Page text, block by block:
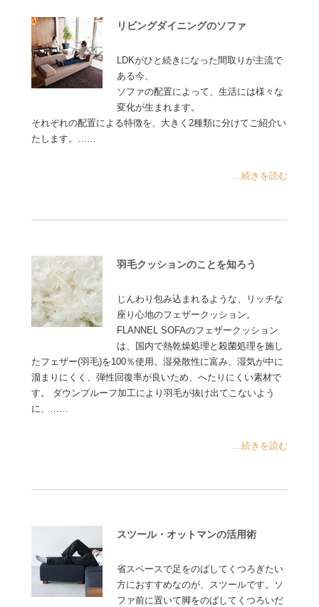
リビングダイニングのソファ
LDKがひと続きになった間取りが主流で
ある今、
ソファの配置によって、生活には様々な
変化が生まれます。
それぞれの配置による特徴を、大きく2種類に分けてご紹介い
たします。……
...続きを読む
羽毛クッションのことを知ろう
じんわり包み込まれるような、リッチな
座り心地のフェザークッション。
FLANNEL SOFAのフェザークッション
は、国内で熱乾燥処理と殺菌処理を施し
たフェザー(羽毛)を100％使用。湿発散性に富み、湿気が中に
溜まりにくく、弾性回復率が良いため、へたりにくい素材で
す。 ダウンプルーフ加工により羽毛が抜け出てこないよう
に、……
...続きを読む
スツール・オットマンの活用術
省スペースで足をのばしてくつろぎたい
方におすすめなのが、スツールです。ソ
ファ前に置いて脚をのばしてくつろいだ